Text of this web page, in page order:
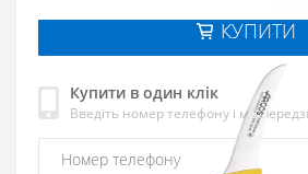
КУПИТИ
Купити в один клік
Введіть номер телефону і ми